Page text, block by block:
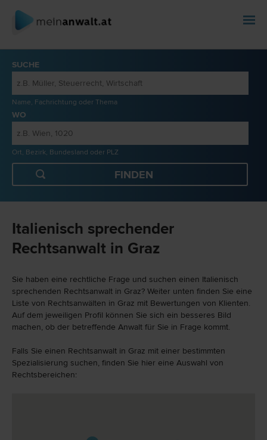
SUCHE
Name, Fachrichtung oder Thema
WO
Ort, Bezirk, Bundesland oder PLZ
Italienisch sprechender
Rechtsanwalt in Graz
Sie haben eine rechtliche Frage und suchen einen Italienisch
sprechenden Rechtsanwalt in Graz? Weiter unten finden Sie eine
Liste von Rechtsanwälten in Graz mit Bewertungen von Klienten.
Auf dem jeweiligen Profil können Sie sich ein besseres Bild
machen, ob der betreffende Anwalt für Sie in Frage kommt.
Falls Sie einen Rechtsanwalt in Graz mit einer bestimmten
Spezialisierung suchen, finden Sie hier eine Auswahl von
Rechtsbereichen: